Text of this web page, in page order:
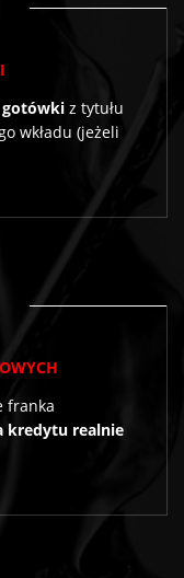
z tytułu
wkładu (jeżeli
franka
kredytu realnie